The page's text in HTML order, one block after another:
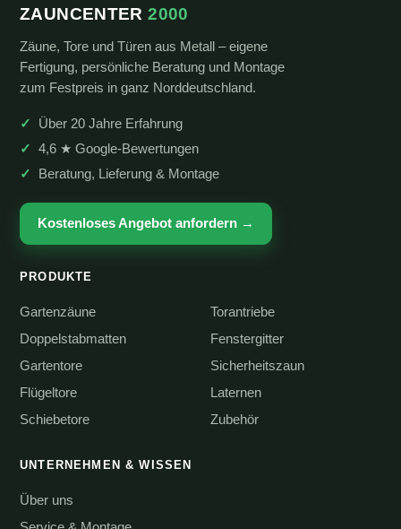
ZAUNCENTER2000
Zäune, Tore und Türen aus Metall – eigene
Fertigung, persönliche Beratung und Montage
zum Festpreis in ganz Norddeutschland.
Über 20 Jahre Erfahrung
4,6 ★ Google-Bewertungen
Beratung, Lieferung & Montage
Kostenloses Angebot anfordern →
PRODUKTE
Gartenzäune
Doppelstabmatten
Gartentore
Flügeltore
Schiebetore
Torantriebe
Fenstergitter
Sicherheitszaun
Laternen
Zubehör
UNTERNEHMEN & WISSEN
Über uns